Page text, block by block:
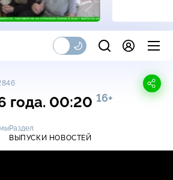
года. 00:20 16+
Раздел
ВЫПУСКИ НОВОСТЕЙ